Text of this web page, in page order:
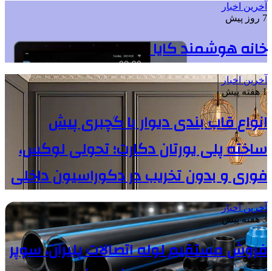
آخرین اخبار
7 روز پیش
خانه هوشمند کایا
آخرین اخبار
1 هفته پیش
انواع قاب بندی دیوار با گچبری پیش
ساخته پلی یورتان دکارت؛ تحولی لوکس،
فوری و بدون تخریب در دکوراسیون داخلی
آخرین اخبار
3 هفته پیش
فروش مستقیم لوله اتصالات پلیران، سوپر